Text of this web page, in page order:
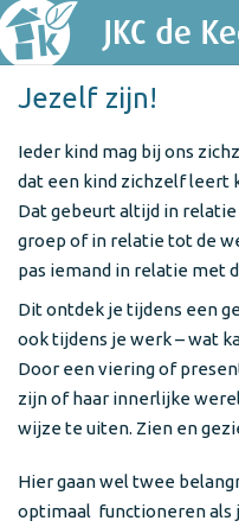
ONDERWIJS
Bellen E-mail
Jezelf zijn!
Ieder kind mag bij ons
dat een kind zichzelf leert
Dat gebeurt altijd in
groep of in relatie tot de
pas iemand in relatie met
Dit ontdek je tijdens een
ook tijdens je werk – wat
Door een viering of
zijn of haar innerlijke
wijze te uiten. Zien en
Hier gaan wel twee
optimaal functioneren als